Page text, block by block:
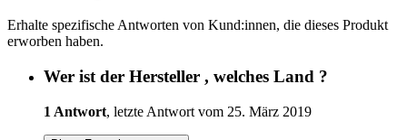
Erhalte spezifische Antworten von Kund:innen, die dieses Produkt
erworben haben.
Wer ist der Hersteller , welches Land ?
1 Antwort, letzte Antwort vom 25. März 2019